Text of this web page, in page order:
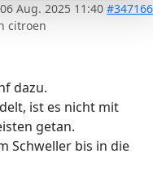
06 Aug. 2025 11:40 #347166
citroen
dazu.
ist es nicht mit
getan.
Schweller bis in die